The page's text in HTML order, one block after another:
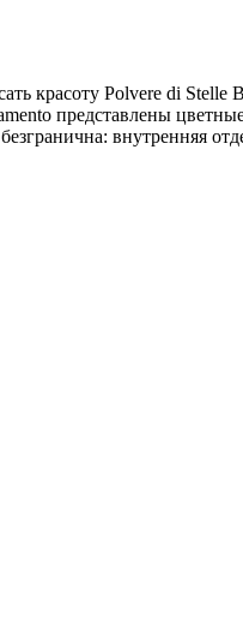
красоту Polvere di
представлены
внутренняя